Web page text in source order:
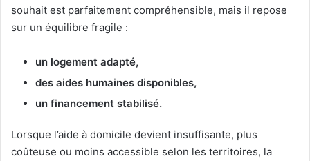
souhait est parfaitement compréhensible, mais il repose
sur un équilibre fragile :
un logement adapté,
des aides humaines disponibles,
un financement stabilisé.
Lorsque l’aide à domicile devient insuffisante, plus
coûteuse ou moins accessible selon les territoires, la